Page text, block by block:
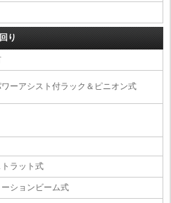
り
ーアシスト付ラック＆ピニオン式
ラット式
ションビーム式